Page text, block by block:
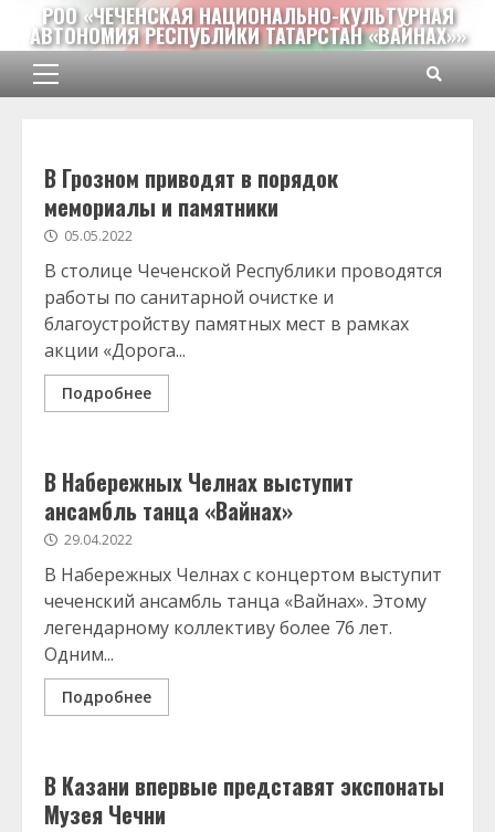
Перейти
содержимому
РОО «ЧЕЧЕНСКАЯ НАЦИОНАЛЬНО-КУЛЬТУРНАЯ
АВТОНОМИЯ РЕСПУБЛИКИ ТАТАРСТАН «ВАЙНАХ»»
Основное
В Грозном приводят в порядок
мемориалы и памятники
05.05.2022
В столице Чеченской Республики проводятся
работы по санитарной очистке и
благоустройству памятных мест в рамках
акции «Дорога...
Подробнее
В Набережных Челнах выступит
ансамбль танца «Вайнах»
29.04.2022
В Набережных Челнах с концертом выступит
чеченский ансамбль танца «Вайнах». Этому
легендарному коллективу более 76 лет.
Одним...
Подробнее
В Казани впервые представят экспонаты
Музея Чечни